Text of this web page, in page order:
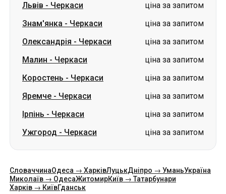
Львів - Черкаси
ціна за запитом
Знам'янка - Черкаси
ціна за запитом
Олександрія - Черкаси
ціна за запитом
Малин - Черкаси
ціна за запитом
Коростень - Черкаси
ціна за запитом
Яремче - Черкаси
ціна за запитом
Ірпінь - Черкаси
ціна за запитом
Ужгород - Черкаси ціна за запитом
СловаччинаОдеса → ХарківЛуцькДніпро → УманьУкраїна
Миколаїв → ОдесаЖитомирКиїв → Татарбунари
Харків → КиївГданськ